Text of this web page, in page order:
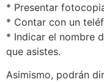
* Presentar
* Contar con un
* Indicar el nombre
que asistes.
Asimismo, podrán